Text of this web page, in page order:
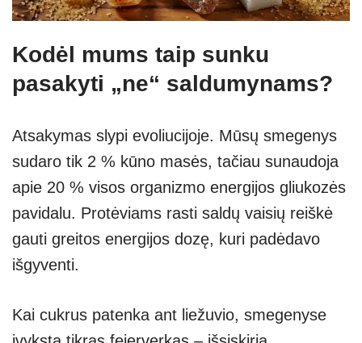
Kodėl mums taip sunku
pasakyti „ne“ saldumynams?
Atsakymas slypi evoliucijoje. Mūsų smegenys
sudaro tik 2 % kūno masės, tačiau sunaudoja
apie 20 % visos organizmo energijos gliukozės
pavidalu. Protėviams rasti saldų vaisių reiškė
gauti greitos energijos dozę, kuri padėdavo
išgyventi.
Kai cukrus patenka ant liežuvio, smegenyse